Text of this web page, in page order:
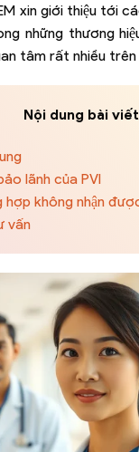
xin giới thiệu tới
những thương
tâm rất nhiều
Nội dung bài viết
lãnh của PVI
hợp không nhận
vấn